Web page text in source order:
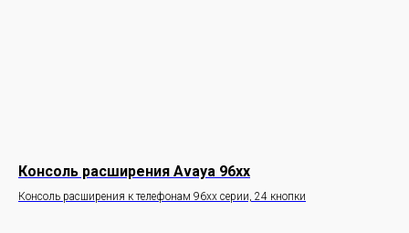
Консоль расширения Avaya 96xx
Консоль расширения к телефонам 96хх серии, 24 кнопки